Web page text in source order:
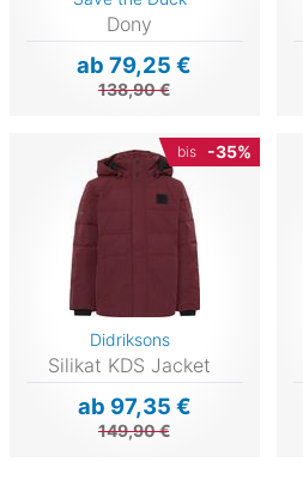
Dony
ab 79,25 €
138,90 €
bis -35%
Didriksons
Silikat KDS Jacket
ab 97,35 €
149,90 €